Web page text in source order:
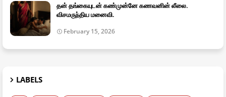
தன் தங்கையுடன் கண்முன்னே கணவனின் லீலை.
விசமருந்திய மனைவி.
February 15, 2026
LABELS